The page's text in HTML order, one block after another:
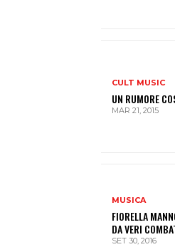
CULT MUSIC
UN RUMORE
MAR 21, 2015
MUSICA
FIORELLA
DA VERI
SET 30, 2016